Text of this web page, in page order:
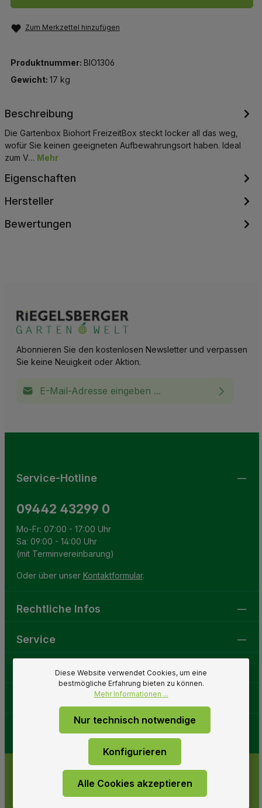
Zum Merkzettel hinzufügen
Produktnummer: BIO1306
Gewicht: 17 kg
Beschreibung
Die Gartenbox Biohort FreizeitBox steckt locker all das weg,
wofür Sie keinen geeigneten Aufbewahrungsort haben. Ideal
zum V… Mehr
Eigenschaften
Hersteller
Bewertungen
Abonnieren Sie den kostenlosen Newsletter und verpassen
Sie keine Neuigkeit oder Aktion.
Service-Hotline
09442 43299 0
Mo-Fr: 07:00 - 17:00 Uhr
Sa: 09:00 - 14:00 Uhr
(mit Terminvereinbarung)
Oder über unser Kontaktformular.
Rechtliche Infos
Service
GartenweltDiese Website verwendet Cookies, um eine
bestmögliche Erfahrung bieten zu können.
Mehr Informationen ...
Nur technisch notwendige
Konfigurieren
Alle Cookies akzeptieren